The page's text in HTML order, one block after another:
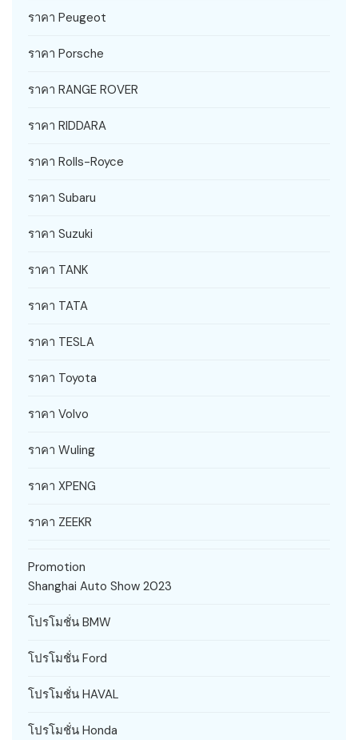
ราคา Peugeot
ราคา Porsche
ราคา RANGE ROVER
ราคา RIDDARA
ราคา Rolls-Royce
ราคา Subaru
ราคา Suzuki
ราคา TANK
ราคา TATA
ราคา TESLA
ราคา Toyota
ราคา Volvo
ราคา Wuling
ราคา XPENG
ราคา ZEEKR
Promotion
Shanghai Auto Show 2023
โปรโมชั่น BMW
โปรโมชั่น Ford
โปรโมชั่น HAVAL
โปรโมชั่น Honda